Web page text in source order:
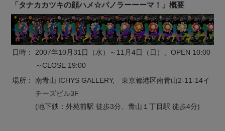
「タナカカツキの顔ハメ☆パノラーーーマ！」概要
日時：
2007年10月31日（水）～11月4日（日）、OPEN 10:00
～CLOSE 19:00
場所：
南青山 ICHYS GALLERY, 東京都港区南青山2-11-14イ
チーズビル3F
(地下鉄：外苑前駅 徒歩3分、青山１丁目駅 徒歩4分)